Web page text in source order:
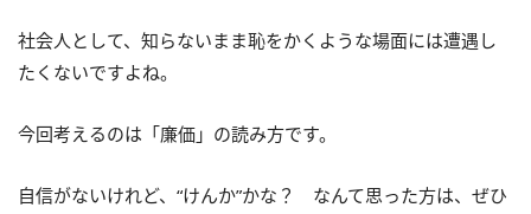
社会人として、知らないまま恥をかくような場面には遭遇し
たくないですよね。
今回考えるのは「廉価」の読み方です。
自信がないけれど、“けんか”かな？ なんて思った方は、ぜひ